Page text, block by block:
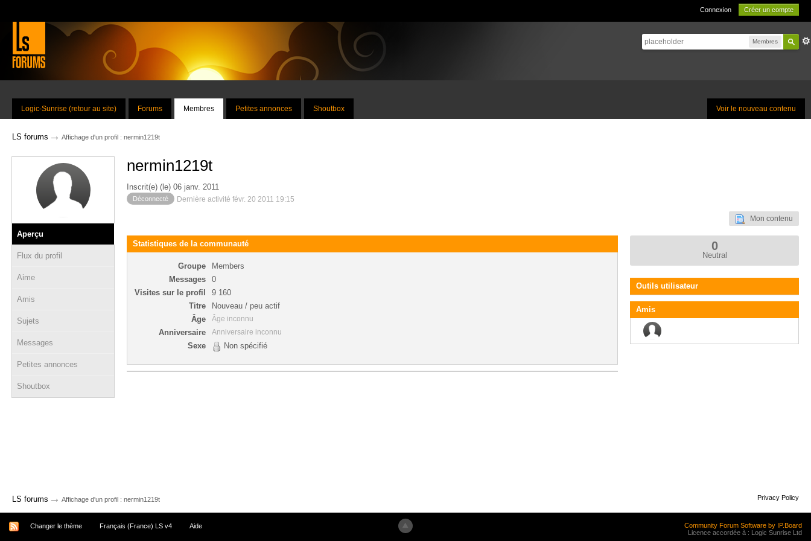
Connexion Créer un compte
Membres
Voir le nouveau contenu
Logic-Sunrise (retour au site) Forums Membres Petites annonces Shoutbox
LS forums → Affichage d'un profil : nermin1219t
Aperçu
Flux du profil
Aime
Amis
Sujets
Messages
Petites annonces
Shoutbox
nermin1219t
Inscrit(e) (le) 06 janv. 2011
Déconnecté Dernière activité févr. 20 2011 19:15
Mon contenu
Statistiques de la communauté
Groupe
Members
Messages
0
Visites sur le profil
9 160
Titre
Nouveau / peu actif
Âge
Âge inconnu
Anniversaire Anniversaire inconnu
Sexe Non spécifié
0
Neutral
Outils utilisateur
Amis
LS forums → Affichage d'un profil : nermin1219t Privacy Policy
Changer le thème Français (France) LS v4 Aide
Community Forum Software by IP.Board
Licence accordée à : Logic Sunrise Ltd